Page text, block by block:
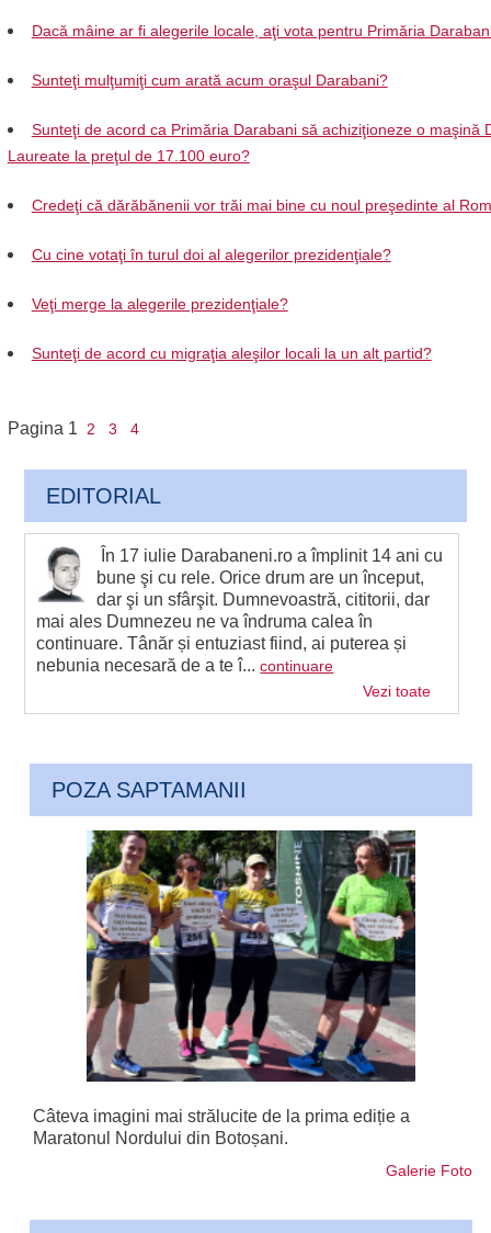
Dacă mâine ar fi alegerile locale, aţi vota pentru Primăria
Sunteţi mulţumiţi cum arată acum oraşul Darabani?
Sunteţi de acord ca Primăria Darabani să achiziţioneze o maşină
Laureate la preţul de 17.100 euro?
Credeţi că dărăbănenii vor trăi mai bine cu noul preşedinte al
Cu cine votaţi în turul doi al alegerilor prezidenţiale?
Veţi merge la alegerile prezidenţiale?
Sunteţi de acord cu migraţia aleşilor locali la un alt partid?
Pagina 1 2 3 4
EDITORIAL
În 17 iulie Darabaneni.ro a împlinit 14 ani cu
bune şi cu rele. Orice drum are un început,
dar şi un sfârşit. Dumnevoastră, cititorii, dar
mai ales Dumnezeu ne va îndruma calea în
continuare. Tânăr și entuziast fiind, ai puterea și
nebunia necesară de a te î...continuare
Vezi toate
POZA SAPTAMANII
Câteva imagini mai strălucite de la prima ediție a
Maratonul Nordului din Botoșani.
Galerie Foto